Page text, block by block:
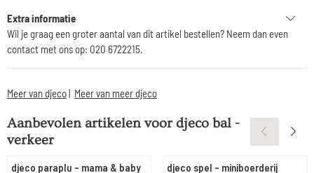
Extra informatie
Wil je graag een groter aantal van dit artikel bestellen? Neem dan even
contact met ons op: 020 6722215.
Meer van djeco| Meer van meer djeco
Aanbevolen artikelen voordjeco bal -
verkeer
djeco paraplu - mama & baby djeco spel - miniboerderij